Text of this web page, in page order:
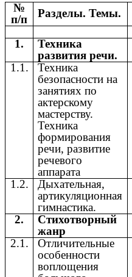
№
п/п
Разделы. Темы.
1.
Техника
развития речи.
1.1.
Техника
безопасности на
занятиях по
актерскому
мастерству.
Техника
формирования
речи, развитие
речевого
аппарата
1.2.
Дыхательная,
артикуляционная
гимнастика.
2.
Стихотворный
жанр
2.1.
Отличительные
особенности
воплощения